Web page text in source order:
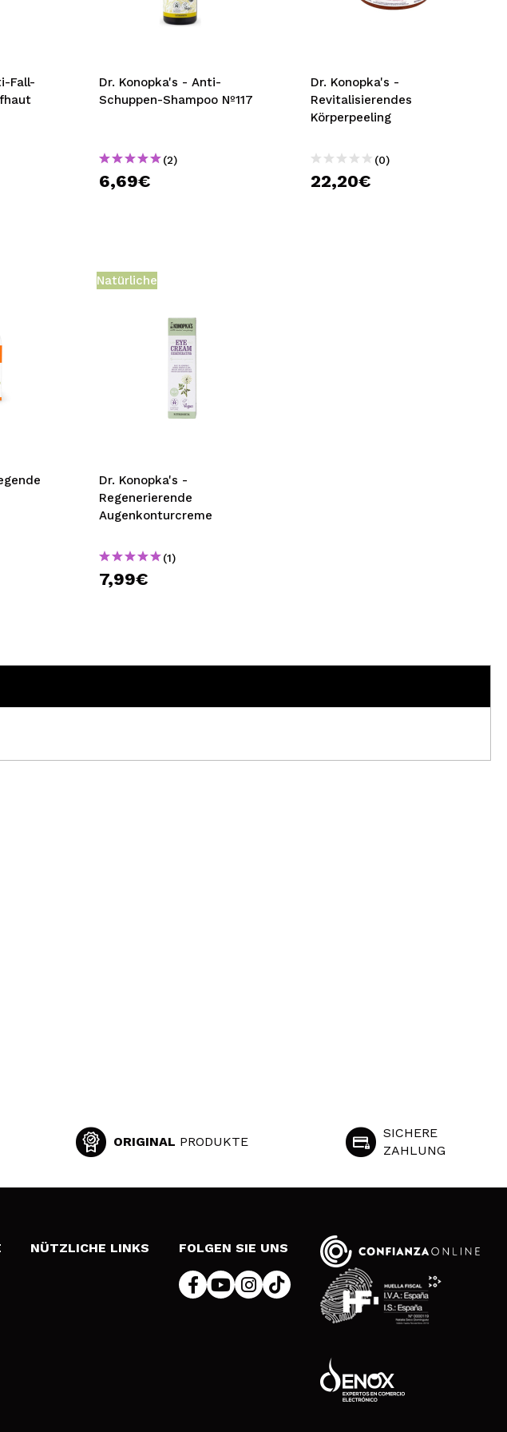
bisherigen Vorgänge einsehen.
BENUTZERKONTO ERSTELLEN
Fall-
Dr. Konopka's - Anti-
Schuppen-Shampoo Nº117
(2)
6,69€
Dr. Konopka's -
Revitalisierendes
Körperpeeling
(0)
22,20€
Natürliche
Dr. Konopka's -
Regenerierende
Augenkonturcreme
(1)
7,99€
ORIGINAL PRODUKTE
SICHERE
ZAHLUNG
NÜTZLICHE LINKS FOLGEN SIE UNS